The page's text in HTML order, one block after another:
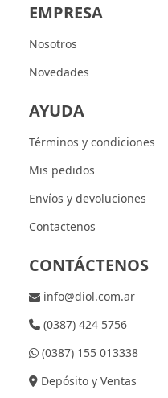
EMPRESA
Nosotros
Novedades
AYUDA
Términos y condiciones
Mis pedidos
Envíos y devoluciones
Contactenos
CONTÁCTENOS
info@diol.com.ar
(0387) 424 5756
(0387) 155 013338
Depósito y Ventas